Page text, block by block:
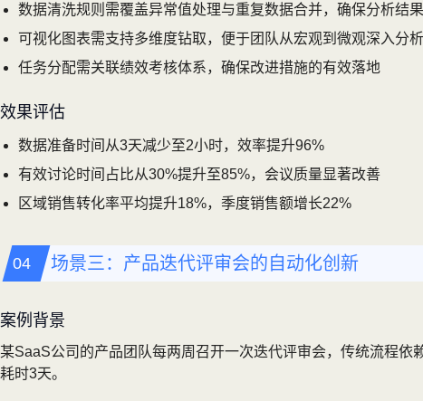
数据清洗规则需覆盖异常值处理与重复数据合并，确保分析结
可视化图表需支持多维度钻取，便于团队从宏观到微观深入分
任务分配需关联绩效考核体系，确保改进措施的有效落地
效果评估
数据准备时间从3天减少至2小时，效率提升96%
有效讨论时间占比从30%提升至85%，会议质量显著改善
区域销售转化率平均提升18%，季度销售额增长22%
场景三：产品迭代评审会的自动化创新
案例背景
某SaaS公司的产品团队每两周召开一次迭代评审会，传统流程
耗时3天。